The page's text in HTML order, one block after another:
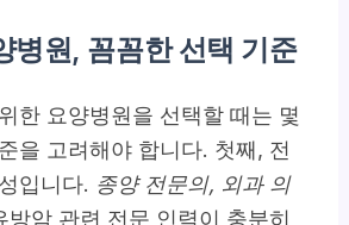
병원, 꼼꼼한 선택 기준
한 요양병원을 선택할 때는 몇
을 고려해야 합니다. 첫째, 전
입니다. 종양 전문의, 외과 의
암 관련 전문 인력이 충분히